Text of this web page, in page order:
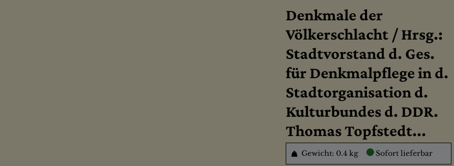
Denkmale der
Völkerschlacht / Hrsg.:
Stadtvorstand d. Ges.
für Denkmalpflege in d.
Stadtorganisation d.
Kulturbundes d. DDR.
Thomas Topfstedt...
Gewicht: 0.4 kg ● Sofort lieferbar